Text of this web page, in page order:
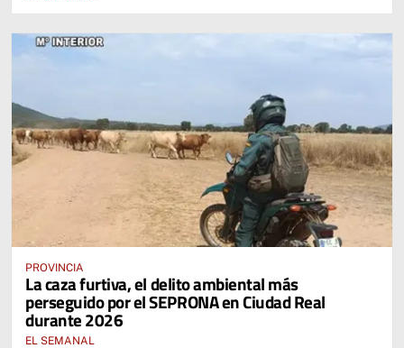
PROVINCIA
La caza furtiva, el delito ambiental más
perseguido por el SEPRONA en Ciudad Real
durante 2026
EL SEMANAL